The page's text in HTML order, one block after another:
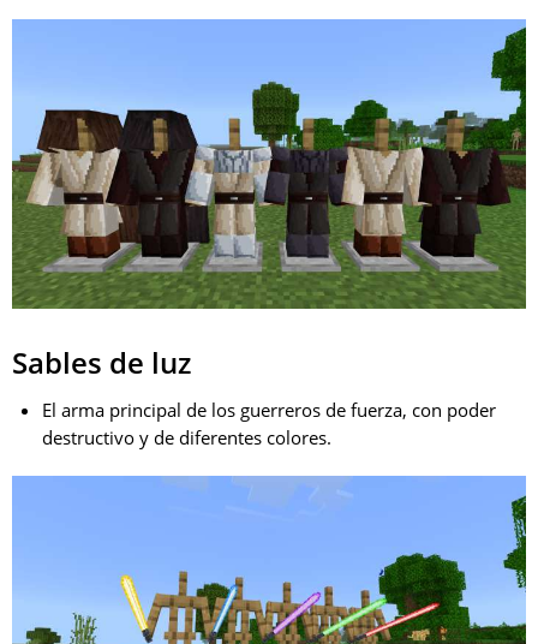
Sables de luz
El arma principal de los guerreros de fuerza, con poder
destructivo y de diferentes colores.